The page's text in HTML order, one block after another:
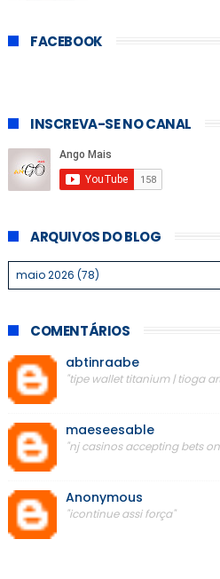
FACEBOOK
INSCREVA-SE NO CANAL
ARQUIVOS DO BLOG
COMENTÁRIOS
abtinraabe
"tipe wallet titanium | tioga
maeseesable
"nj casinos accepting bets
Anonymous
"icontinue assi força"